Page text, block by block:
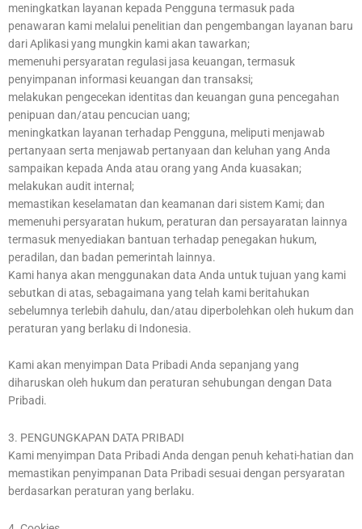
meningkatkan layanan kepada Pengguna termasuk pada
penawaran kami melalui penelitian dan pengembangan layanan baru
dari Aplikasi yang mungkin kami akan tawarkan;
memenuhi persyaratan regulasi jasa keuangan, termasuk
penyimpanan informasi keuangan dan transaksi;
melakukan pengecekan identitas dan keuangan guna pencegahan
penipuan dan/atau pencucian uang;
meningkatkan layanan terhadap Pengguna, meliputi menjawab
pertanyaan serta menjawab pertanyaan dan keluhan yang Anda
sampaikan kepada Anda atau orang yang Anda kuasakan;
melakukan audit internal;
memastikan keselamatan dan keamanan dari sistem Kami; dan
memenuhi persyaratan hukum, peraturan dan persayaratan lainnya
termasuk menyediakan bantuan terhadap penegakan hukum,
peradilan, dan badan pemerintah lainnya.
Kami hanya akan menggunakan data Anda untuk tujuan yang kami
sebutkan di atas, sebagaimana yang telah kami beritahukan
sebelumnya terlebih dahulu, dan/atau diperbolehkan oleh hukum dan
peraturan yang berlaku di Indonesia.
Kami akan menyimpan Data Pribadi Anda sepanjang yang
diharuskan oleh hukum dan peraturan sehubungan dengan Data
Pribadi.
3. PENGUNGKAPAN DATA PRIBADI
Kami menyimpan Data Pribadi Anda dengan penuh kehati-hatian dan
memastikan penyimpanan Data Pribadi sesuai dengan persyaratan
berdasarkan peraturan yang berlaku.